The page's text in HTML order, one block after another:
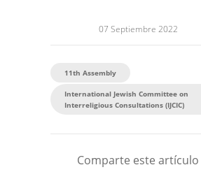
07 Septiembre 2022
11th Assembly
International Jewish Committee on
Interreligious Consultations (IJCIC)
Comparte este artículo